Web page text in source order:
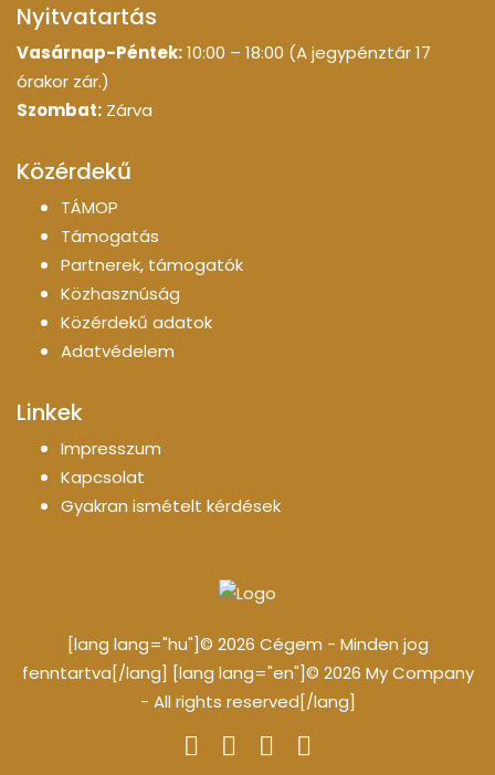
Nyitvatartás
Vasárnap-Péntek:10:00 – 18:00 (A jegypénztár 17
órakor zár.)
Szombat: Zárva
Közérdekű
TÁMOP
Támogatás
Partnerek, támogatók
Közhasznúság
Közérdekű adatok
Adatvédelem
Linkek
Impresszum
Kapcsolat
Gyakran ismételt kérdések
[lang lang="hu"]© 2026 Cégem - Minden jog
fenntartva[/lang] [lang lang="en"]© 2026 My Company
- All rights reserved[/lang]